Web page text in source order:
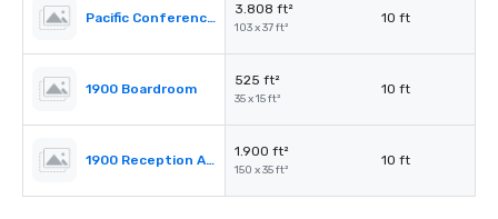
Pacific Conference Room
3.808 ft²
103 x 37 ft²
10 ft
1900 Boardroom
525 ft²
35 x 15 ft²
10 ft
1900 Reception Area
1.900 ft²
150 x 35 ft²
10 ft